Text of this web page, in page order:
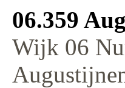
06.359
Wijk 06